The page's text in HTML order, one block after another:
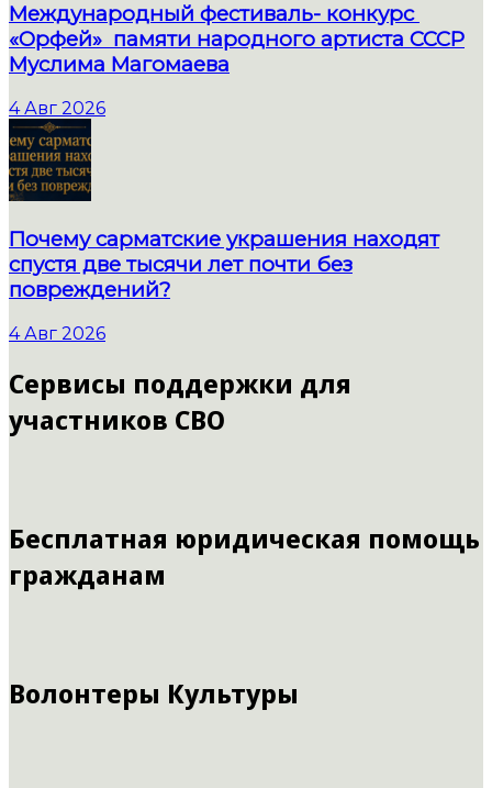
Международный фестиваль- конкурс
«Орфей» памяти народного артиста СССР
Муслима Магомаева
4 Авг 2026
Почему сарматские украшения находят
спустя две тысячи лет почти без
повреждений?
4 Авг 2026
Сервисы поддержки для
участников СВО
Бесплатная юридическая помощь
гражданам
Волонтеры Культуры